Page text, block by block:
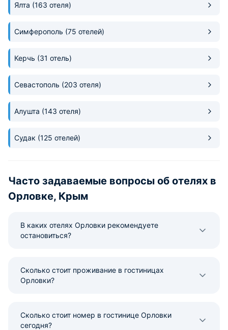
Ялта (163 отеля)
Симферополь (75 отелей)
Керчь (31 отель)
Севастополь (203 отеля)
Алушта (143 отеля)
Судак (125 отелей)
Часто задаваемые вопросы об отелях в
Орловке, Крым
В каких отелях Орловки рекомендуете
остановиться?
Сколько стоит проживание в гостиницах
Орловки?
Сколько стоит номер в гостинице Орловки
сегодня?